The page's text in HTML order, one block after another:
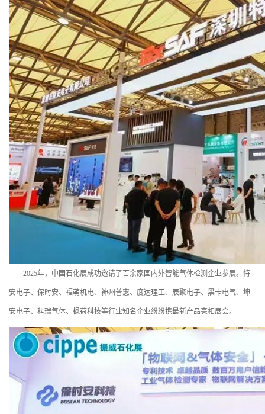
2025年，中国石化展成功邀请了百余家国内外智能气体检测企业参展。特
安电子、保时安、福萌机电、神州普惠、度达理工、辰聚电子、黑卡电气、坤
安电子、科瑞气体、枫荷科技等行业知名企业纷纷携最新产品亮相展会。